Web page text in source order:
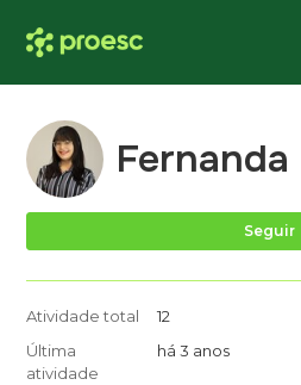
Fernanda
Seguir
Atividade total
12
Última
atividade
há 3 anos